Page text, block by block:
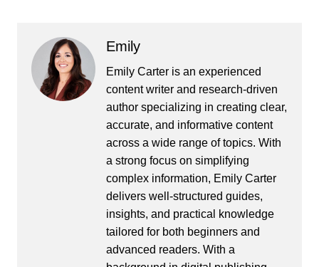
Emily
Emily Carter is an experienced
content writer and research-driven
author specializing in creating clear,
accurate, and informative content
across a wide range of topics. With
a strong focus on simplifying
complex information, Emily Carter
delivers well-structured guides,
insights, and practical knowledge
tailored for both beginners and
advanced readers. With a